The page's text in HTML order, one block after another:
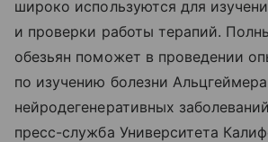
широко используются для
и проверки работы терапий.
обезьян поможет в проведении
по изучению болезни
нейродегенеративных
пресс-служба Университета